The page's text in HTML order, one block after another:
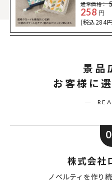
通常価格：
258 円
(税込284
景品
お客様に
株式会社
ノベルティを作り続